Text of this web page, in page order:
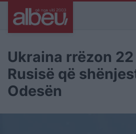
Ukraina rrëzon
Rusisë që
Odesën